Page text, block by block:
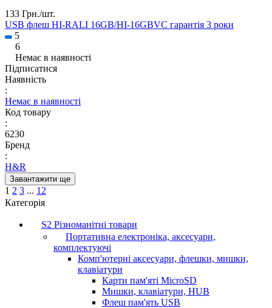
133 Грн./шт.
USB флеш HI-RALI 16GB/HI-16GBVC гарантія 3 роки
5
6
Немає в наявності
Підписатися
Наявність
:
Немає в наявності
Код товару
:
6230
Бренд
:
H&R
Завантажити ще
1 2 3 ... 12
Категорія
S2 Різноманітні товари
Портативна електроніка, аксесуари,
комплектуючі
Комп'ютерні аксесуари, флешки, мишки,
клавіатури
Карти пам'яті MicroSD
Мишки, клавіатури, HUB
Флеш пам'ять USB